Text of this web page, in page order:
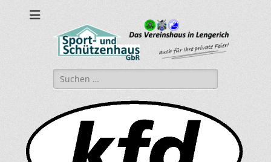
sport-und-
schuetzenhaus.de
Sport- und Schützenhaus GbR
Suche
nach: